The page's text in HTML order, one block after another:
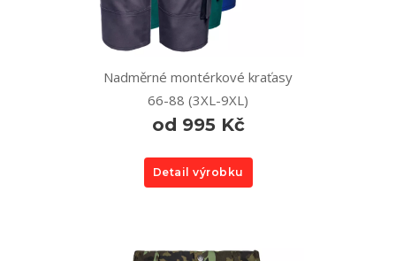
Nadměrné montérkové kraťasy
66-88 (3XL-9XL)
od 995 Kč
Detail výrobku